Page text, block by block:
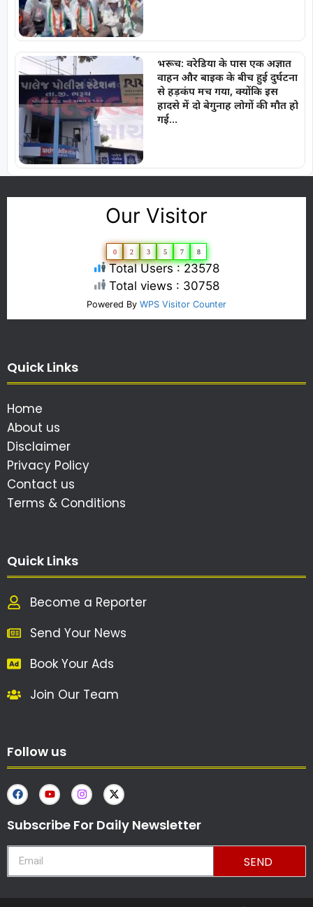
भरूच: वरेडिया के पास एक अज्ञात
वाहन और बाइक के बीच हुई दुर्घटना
से हड़कंप मच गया, क्योंकि इस
हादसे में दो बेगुनाह लोगों की मौत हो
गई…
Our Visitor
0 2 3 5 7 8
Total Users : 23578
Total views : 30758
Powered By WPS Visitor Counter
Quick Links
Home
About us
Disclaimer
Privacy Policy
Contact us
Terms & Conditions
Quick Links
Become a Reporter
Send Your News
Book Your Ads
Join Our Team
Follow us
Subscribe For Daily Newsletter
SEND